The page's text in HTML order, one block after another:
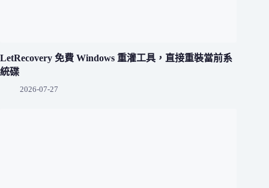
LetRecovery 免費 Windows 重灌工具，直接重裝當前系
統碟
2026-07-27